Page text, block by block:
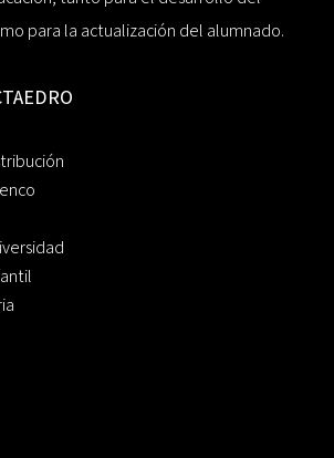
para la actualización del alumnado.